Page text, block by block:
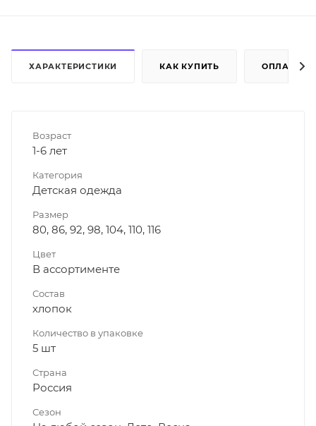
ХАРАКТЕРИСТИКИ КАК КУПИТЬ ОПЛАТА
Возраст
1-6 лет
Категория
Детская одежда
Размер
80, 86, 92, 98, 104, 110, 116
Цвет
В ассортименте
Состав
хлопок
Количество в упаковке
5 шт
Страна
Россия
Сезон